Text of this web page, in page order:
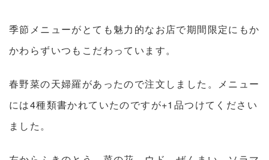
季節メニューがとても魅力的なお店で期間限定にもか
かわらずいつもこだわっています。
春野菜の天婦羅があったので注文しました。メニュー
には4種類書かれていたのですが+1品つけてください
ました。